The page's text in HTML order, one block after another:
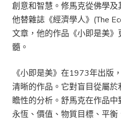
創意和智慧。修馬克從佛學及
他替雜誌《經濟學人》(The
文章，他的作品《小即是美
髓。
《小即是美》在1973年出版
清晰的作品。它對盲目從屬
瞻性的分析。舒馬克在作品
永恆、價值、物質目標、平